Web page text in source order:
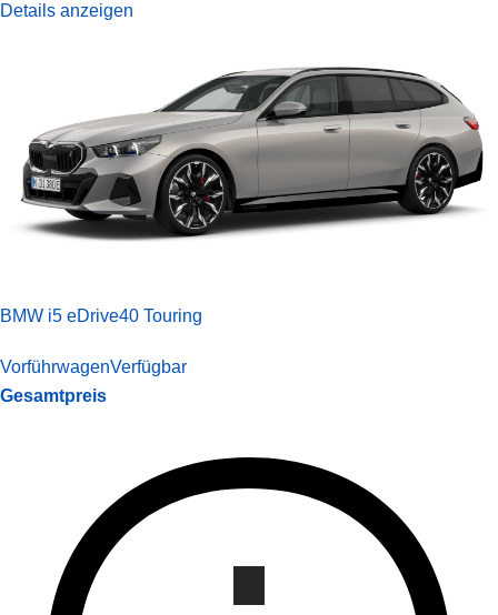
Details anzeigen
BMW i5 eDrive40 Touring
VorführwagenVerfügbar
Gesamtpreis